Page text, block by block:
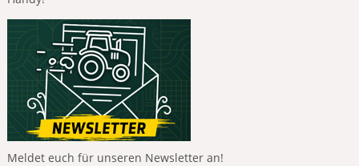
Meldet euch für unseren Newsletter an!